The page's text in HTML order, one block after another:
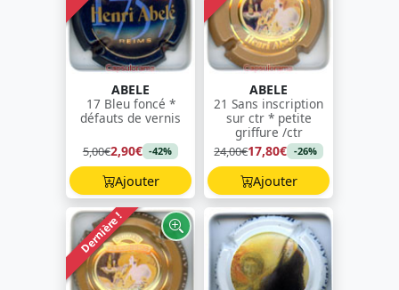
ABELE
17 Bleu foncé *
défauts de vernis
5,00€2,90€ -42%
Ajouter
ABELE
21 Sans inscription
sur ctr * petite
griffure /ctr
24,00€17,80€ -26%
Ajouter
Dernière !